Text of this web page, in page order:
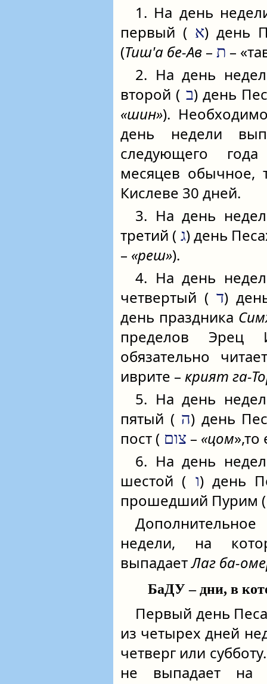
1. На день
первый ( א) день
(Тиш'а бе-Ав – ת –
2. На день
второй ( ב) день
«шин»).
день недели
следующего
месяцев
Кислеве 30 дней.
3. На день
третий ( ג) день
– «реш»).
4. На день
четвертый ( ד)
день праздника
пределов Эрец
обязательно
иврите – крият га-
5. На день
пятый ( ה) день
пост ( צום – «цом»,то
6. На день
шестой ( ו) день
прошедший Пурим (
недели, на
выпадаетЛаг ба-
БаДУ – дни, в
Первый день
из четырех дней
четверг или
не выпадает на